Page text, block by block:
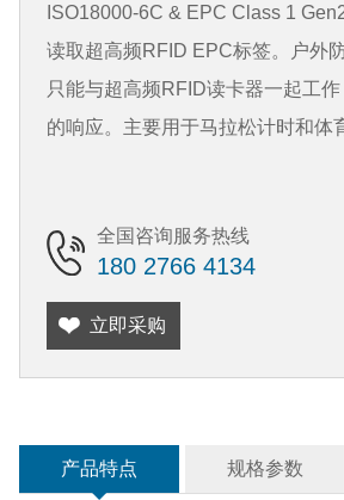
ISO18000-6C & EPC Class 1
读取超高频RFID EPC标签。户外
只能与超高频RFID读卡器一起工
的响应。主要用于马拉松计时和体
全国咨询服务热线
180 2766 4134
立即采购
产品特点 规格参数